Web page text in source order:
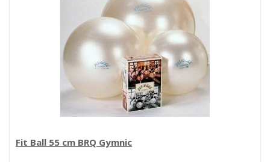
Fit Ball 55 cm BRQ Gymnic